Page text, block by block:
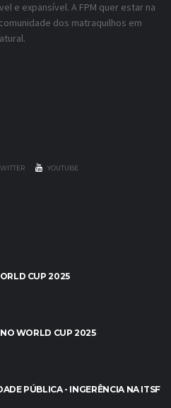
e expansível. A FPM quer estar na
dos matraquilhos em
YOUTUBE
CUP 2025
WORLD CUP 2025
PÚBLICA - INGERÊNCIA NA ITSF